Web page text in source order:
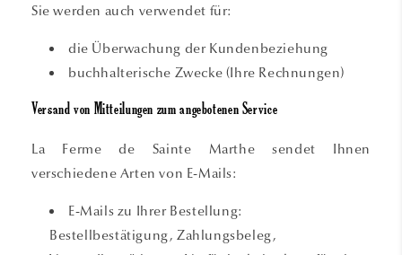
Sie werden auch verwendet für:
die Überwachung der Kundenbeziehung
buchhalterische Zwecke (Ihre Rechnungen)
Versand von Mitteilungen zum angebotenen Service
La Ferme de Sainte Marthe sendet Ihnen
verschiedene Arten von E-Mails:
E-Mails zu Ihrer Bestellung:
Bestellbestätigung, Zahlungsbeleg,